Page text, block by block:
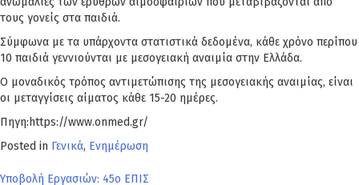
τους γονείς στα παιδιά.
Σύμφωνα με τα υπάρχοντα στατιστικά δεδομένα, κάθε χρόνο περίπου
10 παιδιά γεννιούνται με μεσογειακή αναιμία στην Ελλάδα.
Ο μοναδικός τρόπος αντιμετώπισης της μεσογειακής αναιμίας, είναι
οι μεταγγίσεις αίματος κάθε 15-20 ημέρες.
Πηγη:https://www.onmed.gr/
Posted in Γενικά, Ενημέρωση
Υποβολή Εργασιών: 45ο ΕΠΙΣ